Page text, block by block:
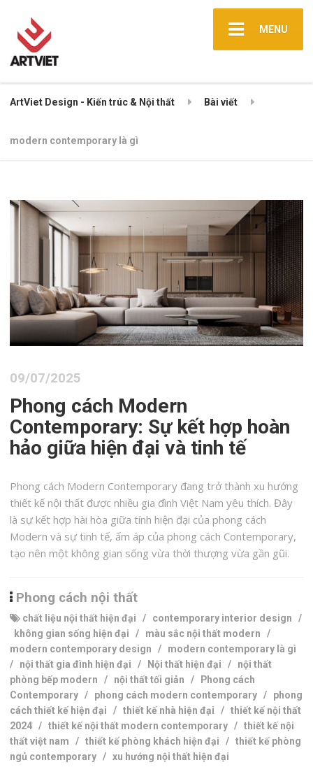
MENU
ArtViet Design - Kiến trúc & Nội thất Bài viết
modern contemporary là gì
09/07/2025
Phong cách Modern
Contemporary: Sự kết hợp hoàn
hảo giữa hiện đại và tinh tế
Phong cách Modern Contemporary đang trở thành xu hướng
thiết kế nội thất được nhiều gia đình Việt Nam yêu thích. Đây
là sự kết hợp hài hòa giữa tính hiện đại của phong cách
Modern và sự tinh tế, ấm áp của phong cách Contemporary,
tạo nên một không gian sống vừa thời thượng vừa gần gũi.
Phong cách nội thất
chất liệu nội thất hiện đại / contemporary interior design /
không gian sống hiện đại / màu sắc nội thất modern /
modern contemporary design / modern contemporary là gì
/ nội thất gia đình hiện đại / Nội thất hiện đại / nội thất
phòng bếp modern / nội thất tối giản /
Phong cách
Contemporary / phong cách modern contemporary / phong
cách thiết kế hiện đại /thiết kế nhà hiện đại /thiết kế nội thất
2024 /thiết kế nội thất modern contemporary /thiết kế nội
thất việt nam /thiết kế phòng khách hiện đại /thiết kế phòng
ngủ contemporary /xu hướng nội thất hiện đại